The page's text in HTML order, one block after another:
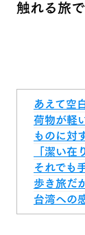
触れる旅
あえて空
荷物が軽
ものに対
「潔い在
それでも
歩き旅だ
台湾への